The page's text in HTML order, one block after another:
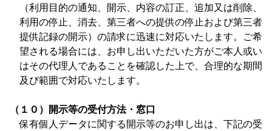
（利用目的の通知、開示、内容の訂正、追加又は削除、
利用の停止、消去、第三者への提供の停止および第三者
提供記録の開示）の請求に迅速に対応いたします。ご希
望される場合には、お申し出いただいた方がご本人或い
はその代理人であることを確認した上で、合理的な期間
及び範囲で対応いたします。
（１０）開示等の受付方法・窓口
保有個人データに関する開示等のお申し出は、下記の受